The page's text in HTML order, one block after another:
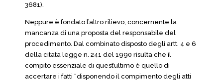
3681).
Neppure è fondato l’altro rilievo, concernente la
mancanza di una proposta del responsabile del
procedimento. Dal combinato disposto degli artt. 4 e 6
della citata legge n. 241 del 1990 risulta che il
compito essenziale di quest’ultimo è quello di
accertare i fatti “disponendo il compimento degli atti